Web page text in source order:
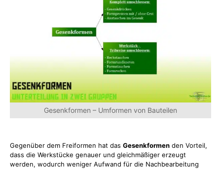
Gesenkformen – Umformen von Bauteilen
Gegenüber dem Freiformen hat das Gesenkformen den Vorteil,
dass die Werkstücke genauer und gleichmäßiger erzeugt
werden, wodurch weniger Aufwand für die Nachbearbeitung